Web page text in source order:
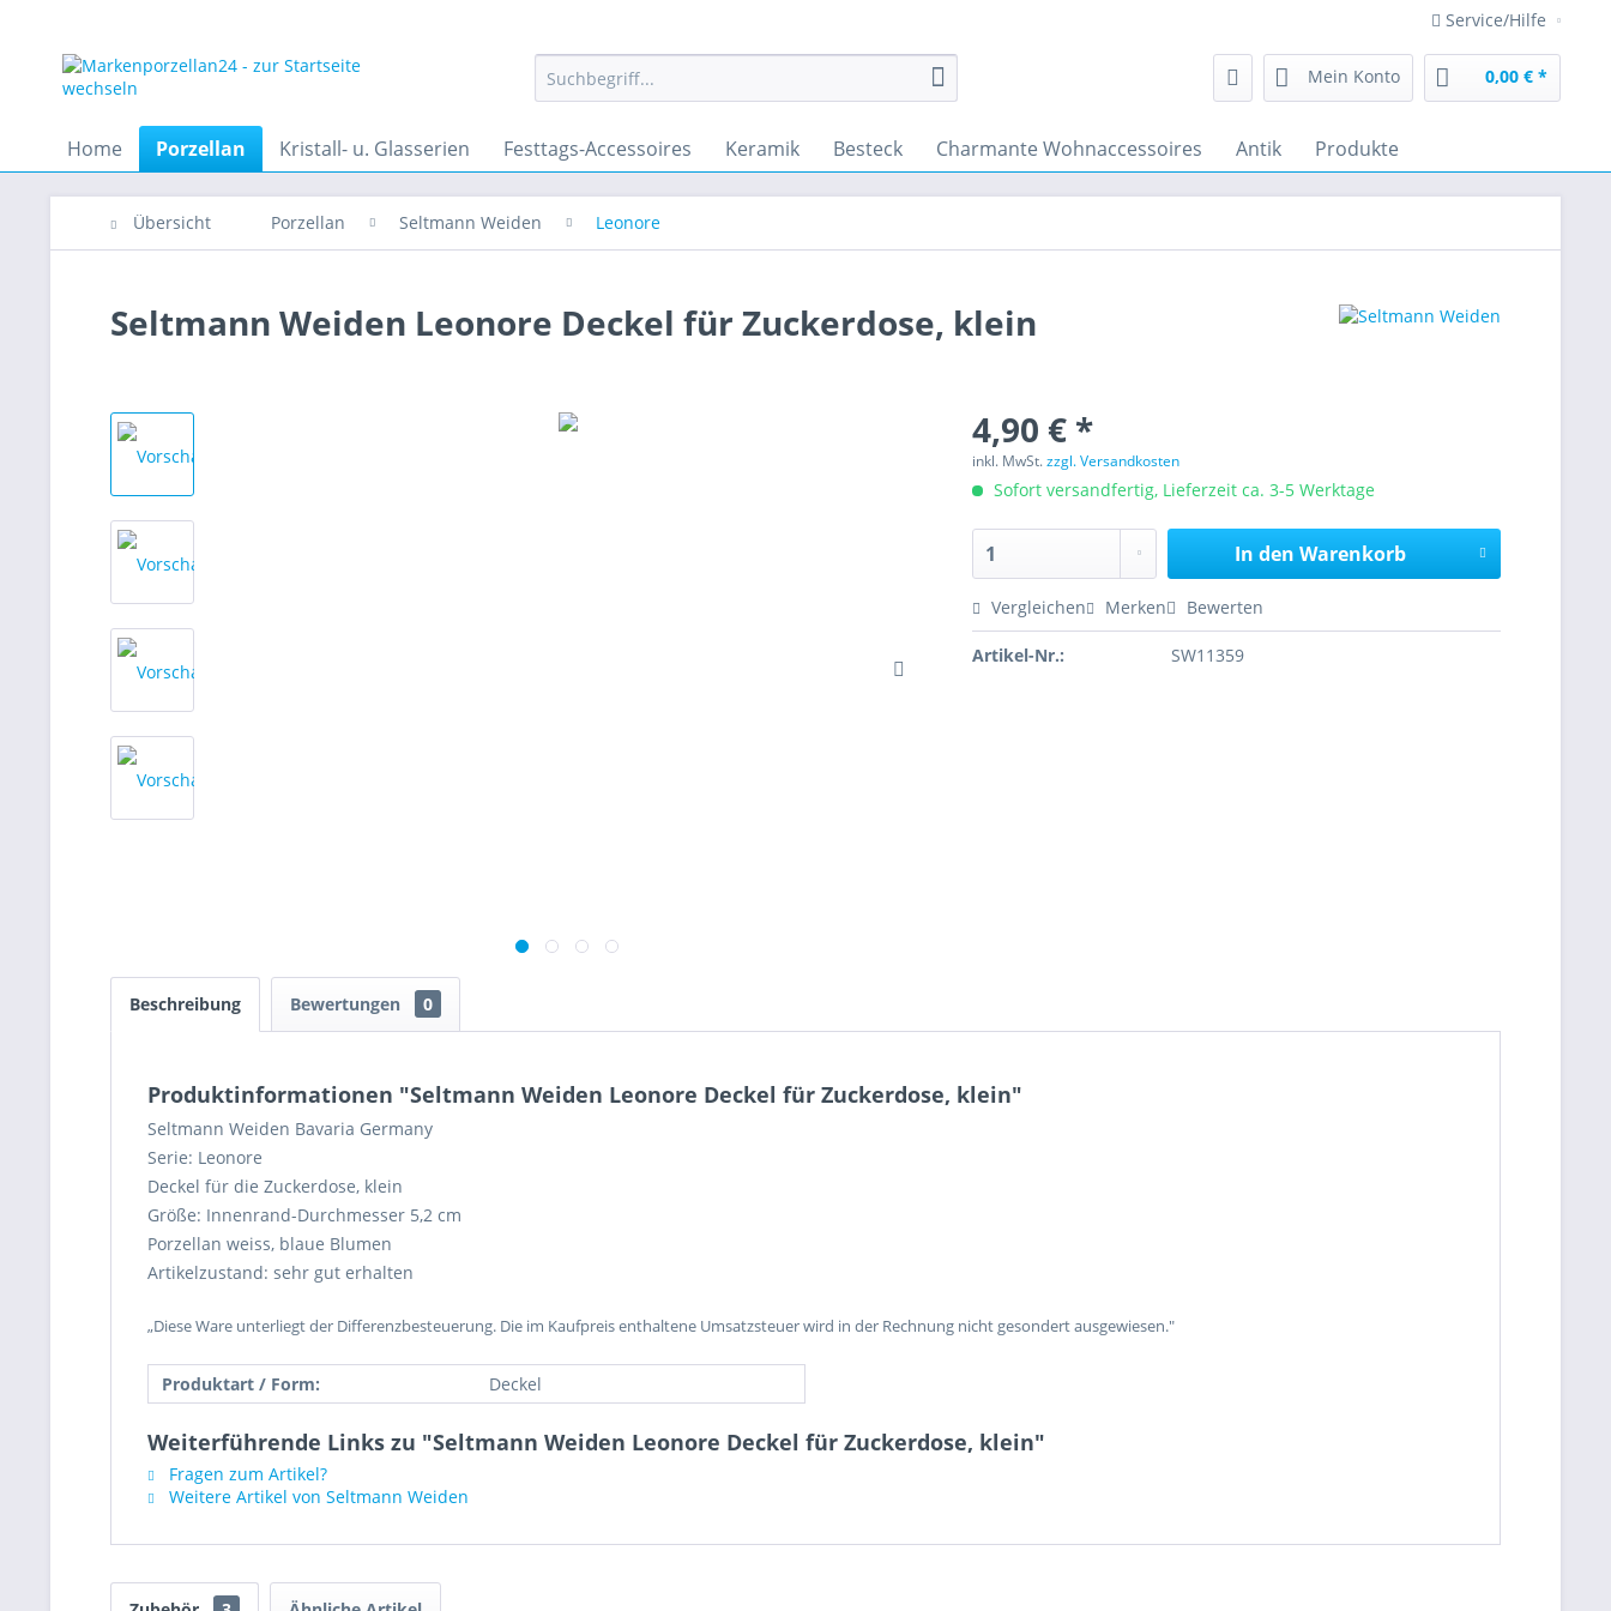
Service/Hilfe
Mein Konto 0,00 € *
Home Porzellan Kristall- u. Glasserien Festtags-Accessoires Keramik Besteck Charmante Wohnaccessoires Antik Produkte
Übersicht Porzellan Seltmann Weiden Leonore
Seltmann Weiden Leonore Deckel für Zuckerdose, klein
4,90 € *
inkl. MwSt.zzgl. Versandkosten
Sofort versandfertig, Lieferzeit ca. 3-5 Werktage
In den Warenkorb
Vergleichen Merken Bewerten
Artikel-Nr.: SW11359
Beschreibung Bewertungen 0
Produktinformationen "Seltmann Weiden Leonore Deckel für Zuckerdose, klein"
Seltmann Weiden Bavaria Germany
Serie: Leonore
Deckel für die Zuckerdose, klein
Größe: Innenrand-Durchmesser 5,2 cm
Porzellan weiss, blaue Blumen
Artikelzustand: sehr gut erhalten
„Diese Ware unterliegt der Differenzbesteuerung. Die im Kaufpreis enthaltene Umsatzsteuer wird in der Rechnung nicht gesondert ausgewiesen."
Produktart / Form: Deckel
Weiterführende Links zu "Seltmann Weiden Leonore Deckel für Zuckerdose, klein"
Fragen zum Artikel?
Weitere Artikel von Seltmann Weiden